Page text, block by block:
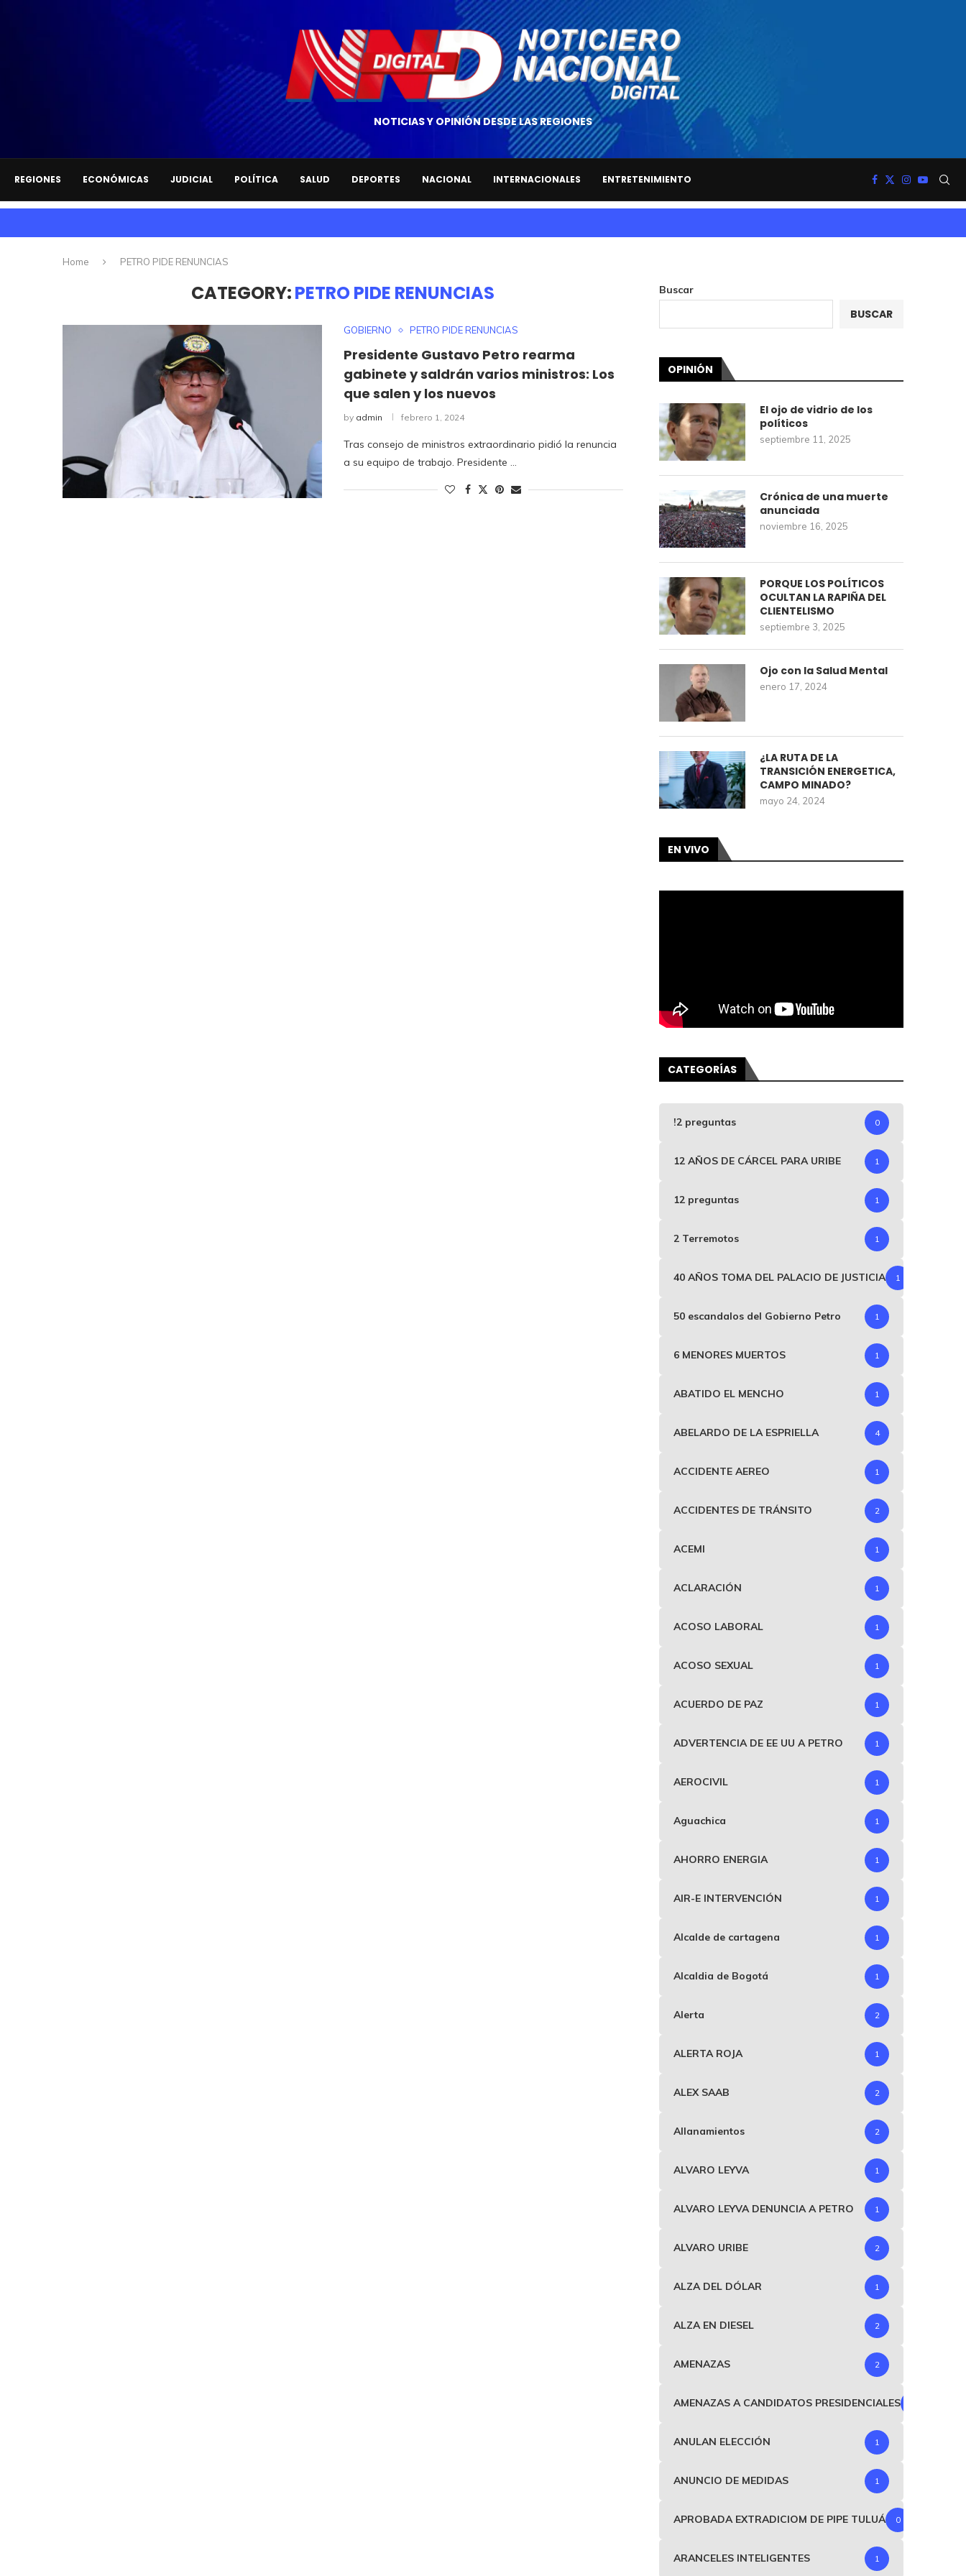
NOTICIAS Y OPINIÓN DESDE LAS REGIONES
REGIONES ECONÓMICAS JUDICIAL POLÍTICA SALUD DEPORTES NACIONAL INTERNACIONALES ENTRETENIMIENTO
Home PETRO PIDE RENUNCIAS
CATEGORY:PETRO PIDE RENUNCIAS
GOBIERNO PETRO PIDE RENUNCIAS
Presidente Gustavo Petro rearma
gabinete y saldrán varios ministros: Los
que salen y los nuevos
by admin febrero 1, 2024
Tras consejo de ministros extraordinario pidió la renuncia
a su equipo de trabajo. Presidente …
Buscar
BUSCAR
OPINIÓN
El ojo de vidrio de los
políticos
septiembre 11, 2025
Crónica de una muerte
anunciada
noviembre 16, 2025
PORQUE LOS POLÍTICOS
OCULTAN LA RAPIÑA DEL
CLIENTELISMO
septiembre 3, 2025
Ojo con la Salud Mental
enero 17, 2024
¿LA RUTA DE LA
TRANSICIÓN ENERGETICA,
CAMPO MINADO?
mayo 24, 2024
EN VIVO
CATEGORÍAS
!2 preguntas 0
12 AÑOS DE CÁRCEL PARA URIBE 1
12 preguntas 1
2 Terremotos 1
40 AÑOS TOMA DEL PALACIO DE JUSTICIA 1
50 escandalos del Gobierno Petro 1
6 MENORES MUERTOS 1
ABATIDO EL MENCHO 1
ABELARDO DE LA ESPRIELLA 4
ACCIDENTE AEREO 1
ACCIDENTES DE TRÁNSITO 2
ACEMI 1
ACLARACIÓN 1
ACOSO LABORAL 1
ACOSO SEXUAL 1
ACUERDO DE PAZ 1
ADVERTENCIA DE EE UU A PETRO 1
AEROCIVIL 1
Aguachica 1
AHORRO ENERGIA 1
AIR-E INTERVENCIÓN 1
Alcalde de cartagena 1
Alcaldia de Bogotá 1
Alerta 2
ALERTA ROJA 1
ALEX SAAB 2
Allanamientos 2
ALVARO LEYVA 1
ALVARO LEYVA DENUNCIA A PETRO 1
ALVARO URIBE 2
ALZA DEL DÓLAR 1
ALZA EN DIESEL 2
AMENAZAS 2
AMENAZAS A CANDIDATOS PRESIDENCIALES
ANULAN ELECCIÓN 1
ANUNCIO DE MEDIDAS 1
APROBADA EXTRADICIOM DE PIPE TULUÁ 0
ARANCELES INTELIGENTES 1